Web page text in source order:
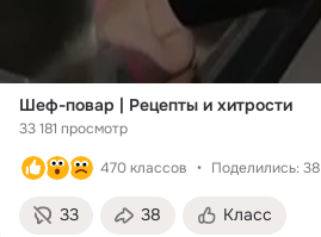
Шеф-повар | Рецепты и хитрости
33 181 просмотр
470 классов Поделились: 38
33 38 Класс